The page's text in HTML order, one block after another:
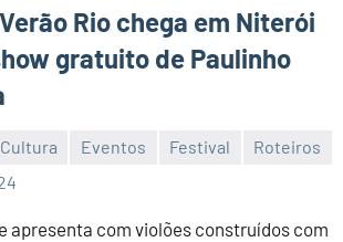
Rio chega em Niterói
gratuito de Paulinho
Cultura Eventos Festival
Roteiros
apresenta com violões construídos com